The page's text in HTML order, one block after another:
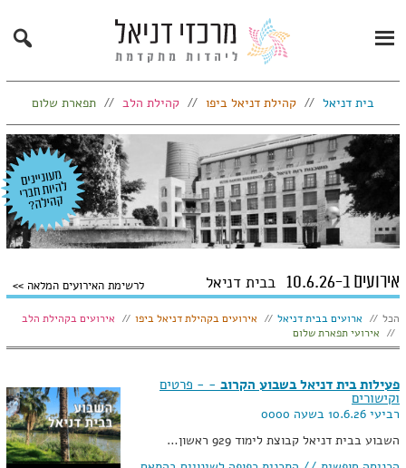
Primary
Menu
Search
בית דניאל קהילת דניאל ביפו קהילת הלב תפארת שלום
אירועים ב-10.6.26 בבית דניאל לרשימת האירועים המלאה
הצג:
הכל ארועים בבית דניאל אירועים בקהילת דניאל ביפו
אירועים בקהילת הלב
אירועי תפארת שלום
פעילות בית דניאל בשבוע הקרוב - - פרטים
וקישורים
רביעי 10.6.26 בשעה 0000
השבוע בבית דניאל קבוצת לימוד 929 ראשון…